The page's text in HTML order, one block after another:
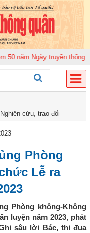
truyền thống (12-11-
Nghiên cứu, trao đổi
Phòng
Lễ ra
Phòng không-Không
luyện năm 2023, phát
sâu lời Bác, thi đua